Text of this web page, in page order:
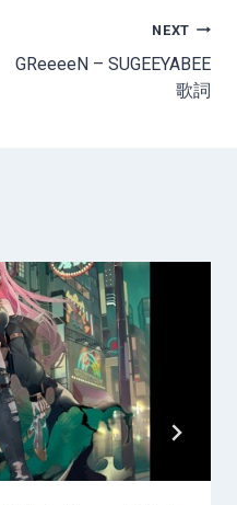
NEXT
GReeeeN – SUGEEYABEE
歌詞